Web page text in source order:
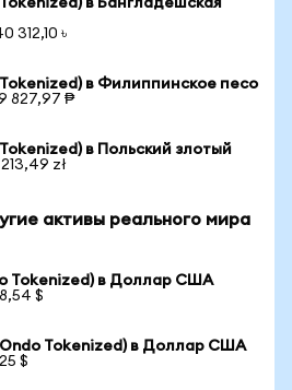
в Бангладешская
312,10 ৳
в Филиппинское песо
827,97 ₱
в Польский злотый
zł
активы реального мира
Tokenized) в Доллар США
$
Tokenized) в Доллар США
$